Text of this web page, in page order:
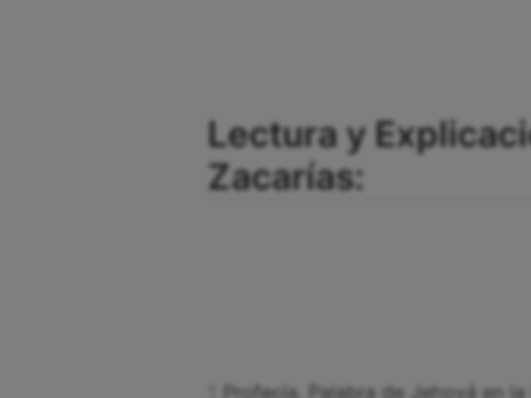
Lectura y
Zacarías:
Profecía. Palabra de Jehová en